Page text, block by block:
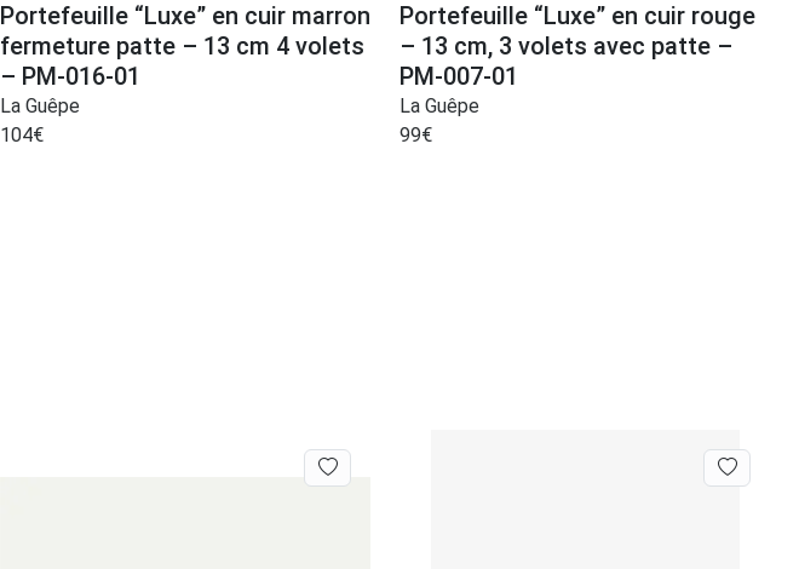
Portefeuille “Luxe” en cuir marron
fermeture patte – 13 cm 4 volets
– PM-016-01
La Guêpe
104€
Portefeuille “Luxe” en cuir rouge
– 13 cm, 3 volets avec patte –
PM-007-01
La Guêpe
99€